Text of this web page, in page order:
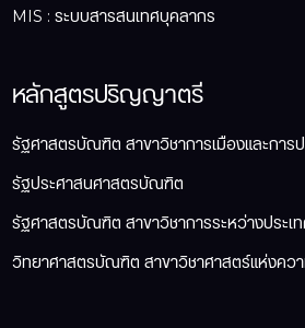
MIS : ระบบสารสนเทศบุคลากร
หลักสูตรปริญญาตรี
รัฐศาสตรบัณฑิต สาขาวิชาการเมืองและการ
รัฐประศาสนศาสตรบัณฑิต
รัฐศาสตรบัณฑิต สาขาวิชาการระหว่างประเ
วิทยาศาสตรบัณฑิต สาขาวิชาศาสตร์แห่งคว